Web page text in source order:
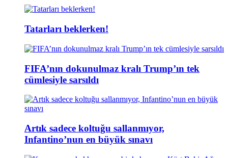
Tatarları beklerken!
FIFA’nın dokunulmaz kralı Trump’ın tek
cümlesiyle sarsıldı
Artık sadece koltuğu sallanmıyor,
Infantino’nun en büyük sınavı